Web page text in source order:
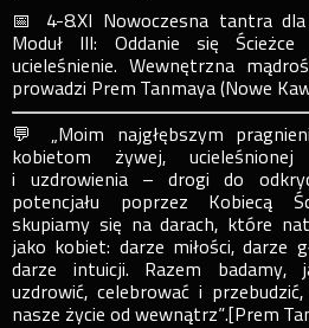
📅 4-8.XI Nowoczesna tantra
Moduł III: Oddanie się Ścieżce
ucieleśnienie. Wewnętrzna
prowadzi Prem Tanmaya (Nowe
💬 „Moim najgłębszym
kobietom żywej,
i uzdrowienia – drogi do
potencjału poprzez Kobiecą
skupiamy się na darach, które
jako kobiet: darze miłości, darze
darze intuicji. Razem
uzdrowić, celebrować i
nasze życie od wewnątrz”.[Prem